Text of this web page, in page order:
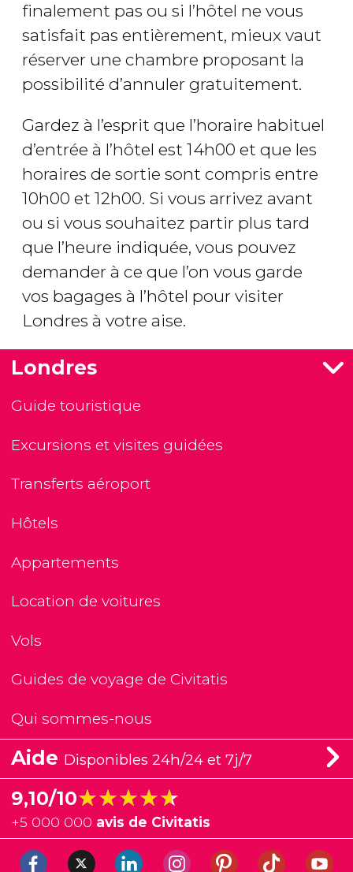
finalement pas ou si l’hôtel ne vous
satisfait pas entièrement, mieux vaut
réserver une chambre proposant la
possibilité d’annuler gratuitement.
Gardez à l’esprit que l’horaire habituel
d’entrée à l’hôtel est 14h00 et que les
horaires de sortie sont compris entre
10h00 et 12h00. Si vous arrivez avant
ou si vous souhaitez partir plus tard
que l’heure indiquée, vous pouvez
demander à ce que l’on vous garde
vos bagages à l’hôtel pour visiter
Londres à votre aise.
Londres
Guide touristique
Excursions et visites guidées
Transferts aéroport
Hôtels
Appartements
Location de voitures
Vols
Guides de voyage de Civitatis
Qui sommes-nous
Aide Disponibles 24h/24 et 7j/7
9,10/10★★★★★
★★★★★
+5 000 000 avis de Civitatis